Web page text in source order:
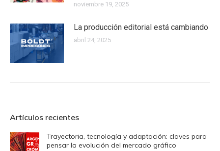
noviembre 19, 2025
La producción editorial está cambiando
abril 24, 2025
Artículos recientes
Trayectoria, tecnología y adaptación: claves para
pensar la evolución del mercado gráfico